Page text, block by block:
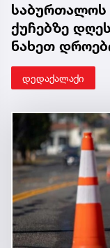
საბურთალოს
ქუჩებზე
ნახეთ
დედაქალაქი